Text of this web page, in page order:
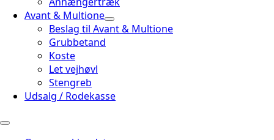
Avant & Multione
Beslag til Avant & Multione
Grubbetand
Koste
Let vejhøvl
Stengreb
Udsalg / Rodekasse